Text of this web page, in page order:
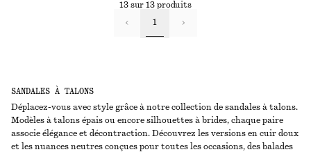
SANDALES À TALONS
Déplacez-vous avec style grâce à notre collection de sandales à talons.
Modèles à talons épais ou encore silhouettes à brides, chaque paire
associe élégance et décontraction. Découvrez les versions en cuir doux
et les nuances neutres conçues pour toutes les occasions, des balades
13 sur 13 produits
1